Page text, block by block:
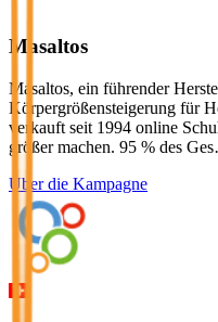
Masaltos
Masaltos, ein führender
Körpergrößensteigerung für
verkauft seit 1994 online
größer machen. 95 % des
Über die Kampagne